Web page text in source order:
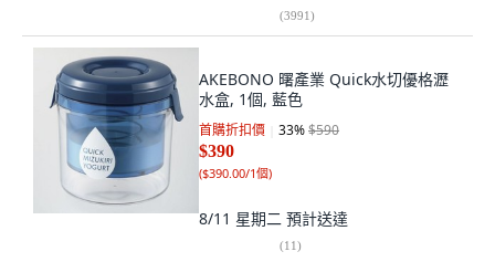
(3991)
AKEBONO 曙產業 Quick水切優格瀝
水盒, 1個, 藍色
首購折扣價 33%$590
$390
($390.00/1個)
8/11 星期二 預計送達
(11)